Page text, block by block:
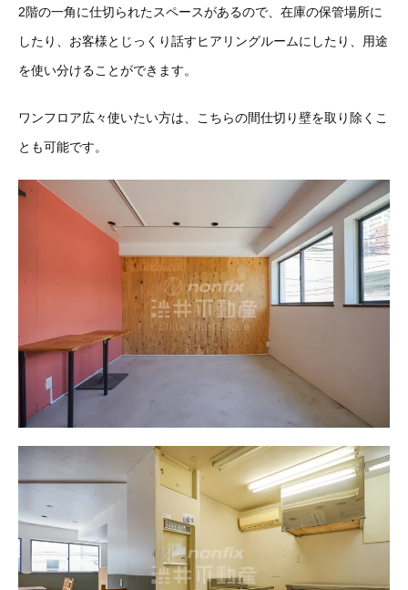
2階の一角に仕切られたスペースがあるので、在庫の保管場所に
したり、お客様とじっくり話すヒアリングルームにしたり、用途
を使い分けることができます。
ワンフロア広々使いたい方は、こちらの間仕切り壁を取り除くこ
とも可能です。